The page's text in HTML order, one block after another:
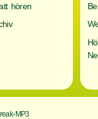
hören
MP3